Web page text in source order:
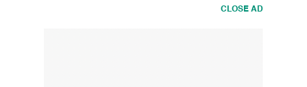
CLOSE AD